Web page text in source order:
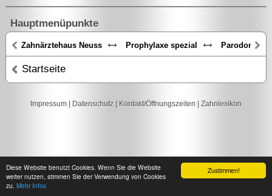
Zustimmen!
Diese Website benutzt Cookies. Wenn Sie die Website
weiter nutzen, stimmen Sie der Verwendung von Cookies
zu. Mehr Infos
Hauptmenüpunkte
Zahnärztehaus Neuss Prophylaxe spezial
Startseite
Impressum | Datenschutz | Kontakt/Öffnungszeiten | Zahnlexikon